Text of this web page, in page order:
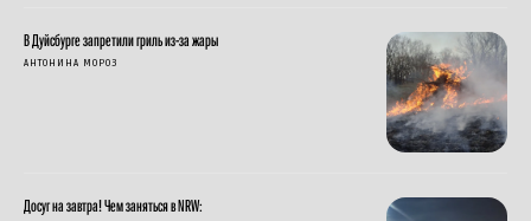
В Дуйсбурге запретили гриль из-за жары
АНТОНИНА МОРОЗ
Досуг на завтра! Чем заняться в NRW: